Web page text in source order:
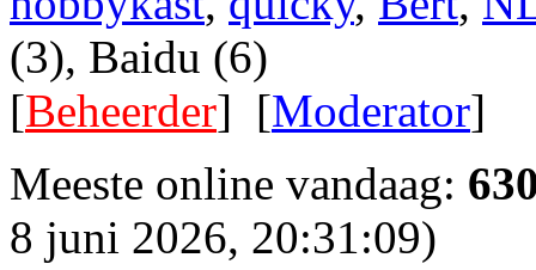
(3), Baidu (6)
[Beheerder] [Moderator]
Meeste online vandaag:
8 juni 2026, 20:31:09)